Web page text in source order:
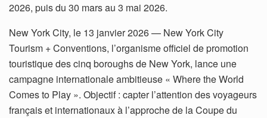
2026, puis du 30 mars au 3 mai 2026.
New York City, le 13 janvier 2026 — New York City
Tourism + Conventions, l’organisme officiel de promotion
touristique des cinq boroughs de New York, lance une
campagne internationale ambitieuse « Where the World
Comes to Play ». Objectif : capter l’attention des voyageurs
français et internationaux à l’approche de la Coupe du